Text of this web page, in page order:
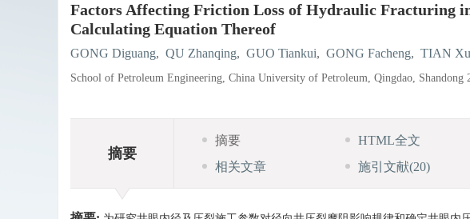
Factors Affecting Friction Loss of Hydraulic Fracturing
Calculating Equation Thereof
GONG Diguang, QU Zhanqing, GUO Tiankui, GONG Facheng, TIAN
School of Petroleum Engineering, China University of Petroleum, Qingdao, Shandong
摘要
摘要 HTML全文
相关文章
施引文献(20)